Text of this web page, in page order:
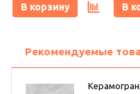
(Керамарк)
В корзину В
Рекомендуемые